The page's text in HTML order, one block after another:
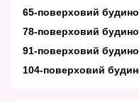
65-поверховий
78-поверховий
91-поверховий
104-поверховий